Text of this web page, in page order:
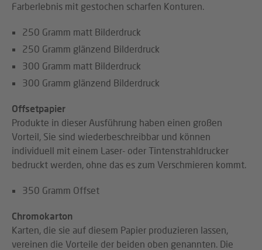
Farberlebnis mit gestochen scharfen Konturen.
250 Gramm matt Bilderdruck
250 Gramm glänzend Bilderdruck
300 Gramm matt Bilderdruck
300 Gramm glänzend Bilderdruck
Offsetpapier
Produkte in dieser Ausführung haben einen großen
Vorteil, Sie sind wiederbeschreibbar und können
individuell mit einem Laser- oder Tintenstrahldrucker
bedruckt werden, ohne das es zum Verschmieren kommt.
350 Gramm Offset
Chromokarton
Karten, die sie auf diesem Papier produzieren lassen,
vereinen die Vorteile der beiden oben genannten. Die